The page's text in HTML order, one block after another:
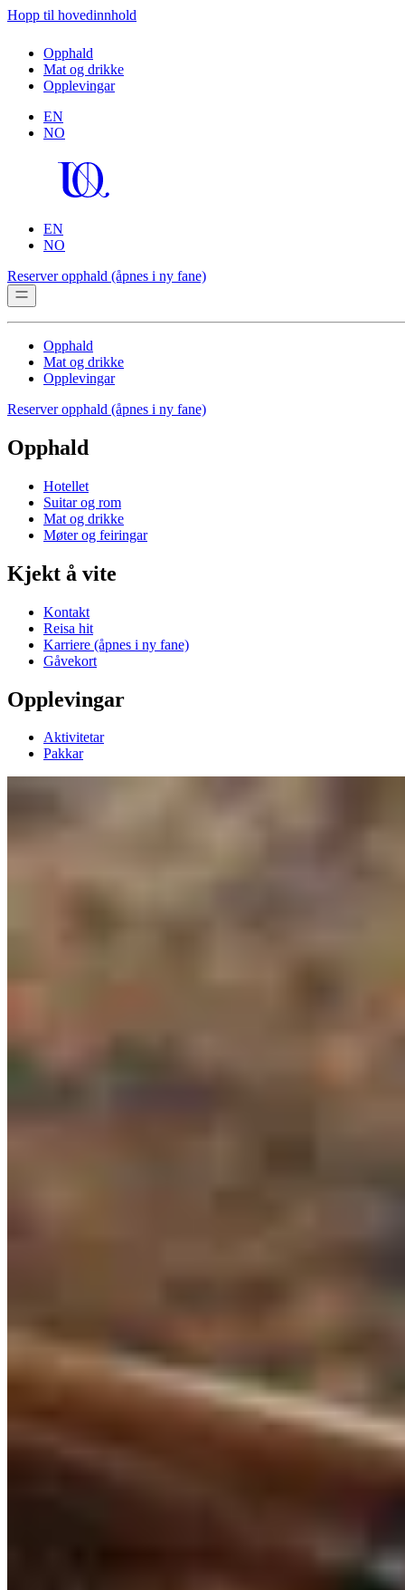
Hopp til hovedinnhold
Opphald
Mat og drikke
Opplevingar
EN
NO
EN
NO
Reserver opphald (åpnes i ny fane)
Opphald
Mat og drikke
Opplevingar
Reserver opphald (åpnes i ny fane)
Opphald
Hotellet
Suitar og rom
Mat og drikke
Møter og feiringar
Kjekt å vite
Kontakt
Reisa hit
Karriere (åpnes i ny fane)
Gåvekort
Opplevingar
Aktivitetar
Pakkar